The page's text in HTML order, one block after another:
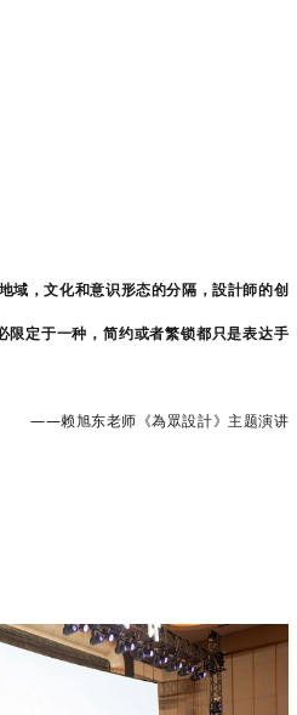
域，文化和意识形态的分隔，設計師的创
限定于一种，简约或者繁锁都只是表达手
——赖旭东老师《為眾設計》主题演讲